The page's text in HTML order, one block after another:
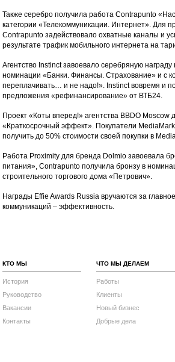
Также серебро получила работа Contrapunto
категории «Телекоммуникации. Интернет». Для
Contrapunto задействовало охватные каналы и
результате трафик мобильного интернета на
Агентство Instinct завоевало серебряную
номинации «Банки. Финансы. Страхование» и с
переплачивать… и не надо!». Instinct вовремя и
предложения «рефинансирование» от ВТБ24.
Проект «Коты вперед!» агентства BBDO
«Краткосрочный эффект». Покупатели
получить до 50% стоимости своей покупки в
Работа Proximity для бренда Dolmio завоевала
питания», Contrapunto получила бронзу в
строительного торгового дома «Петрович».
Награды Effie Awards Russia вручаются за
коммуникаций – эффективность.
КТО МЫ
История
Руководство
Вакансии
Контакты
ЧТО МЫ ДЕЛАЕМ
Работы
Клиенты
Новый бизнес
Добрые дела